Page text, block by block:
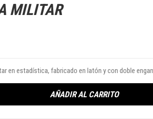
MILITAR
en estadística, fabricado en latón y con doble
AÑADIR AL CARRITO